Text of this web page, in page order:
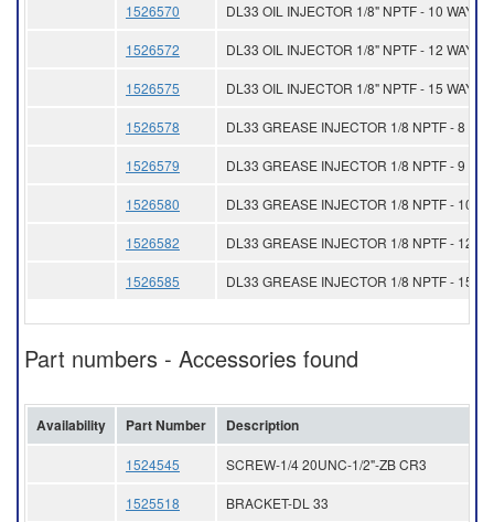
1526570 DL33 OIL INJECTOR 1/8" NPTF - 10 WAYS
1526572 DL33 OIL INJECTOR 1/8" NPTF - 12 WAYS
1526575 DL33 OIL INJECTOR 1/8" NPTF - 15 WAYS
1526578 DL33 GREASE INJECTOR 1/8 NPTF - 8
1526579 DL33 GREASE INJECTOR 1/8 NPTF - 9
1526580 DL33 GREASE INJECTOR 1/8 NPTF - 10
1526582 DL33 GREASE INJECTOR 1/8 NPTF - 12
1526585 DL33 GREASE INJECTOR 1/8 NPTF - 15
Part numbers - Accessories found
Availability Part Number Description
1524545 SCREW-1/4 20UNC-1/2"-ZB CR3
1525518 BRACKET-DL 33